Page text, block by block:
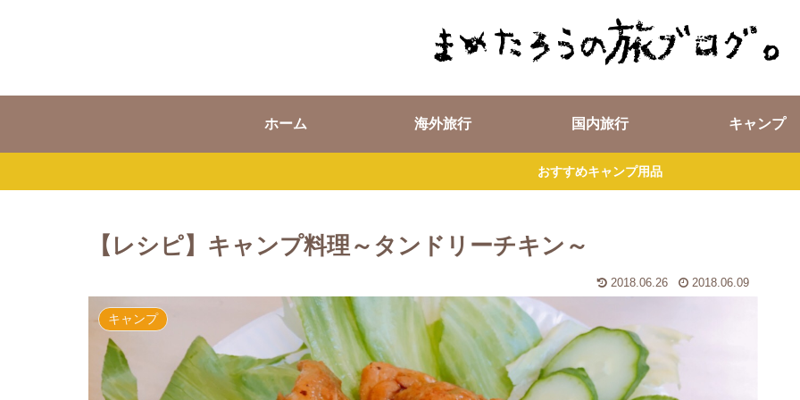
ホーム 海外旅行 国内旅行 キャンプ
おすすめキャンプ用品
【レシピ】キャンプ料理～タンドリーチキン～
2018.06.26 2018.06.09
キャンプ